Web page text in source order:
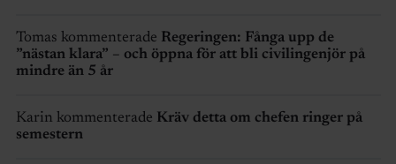
Tomas kommenterade Regeringen: Fånga upp de
”nästan klara” – och öppna för att bli civilingenjör på
mindre än 5 år
Karin kommenterade Kräv detta om chefen ringer på
semestern